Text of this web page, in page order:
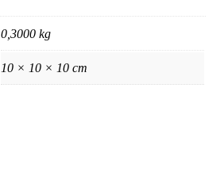
0,3000 kg
10 × 10 × 10 cm